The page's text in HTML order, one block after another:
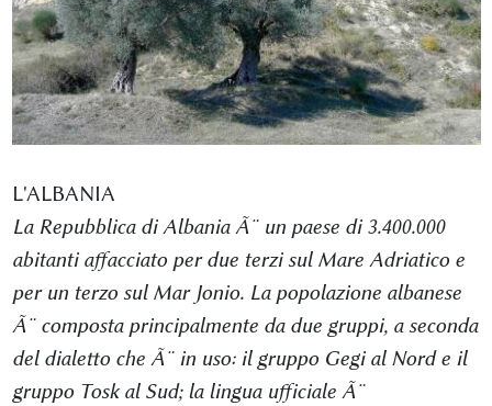
L'ALBANIA
La Repubblica di Albania Ã¨ un paese di 3.400.000
abitanti affacciato per due terzi sul Mare Adriatico e
per un terzo sul Mar Jonio. La popolazione albanese
Ã¨ composta principalmente da due gruppi, a seconda
del dialetto che Ã¨ in uso: il gruppo Gegi al Nord e il
gruppo Tosk al Sud; la lingua ufficiale Ã¨